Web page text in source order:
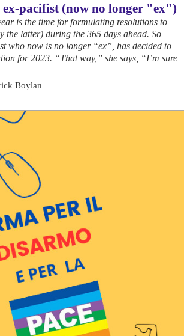
pacifist (now no longer "ex")
is the time for formulating resolutions to
the latter) during the 365 days ahead. So
who now is no longer “ex”, has decided to
for 2023. “That way,” she says, “I’m sure
Boylan